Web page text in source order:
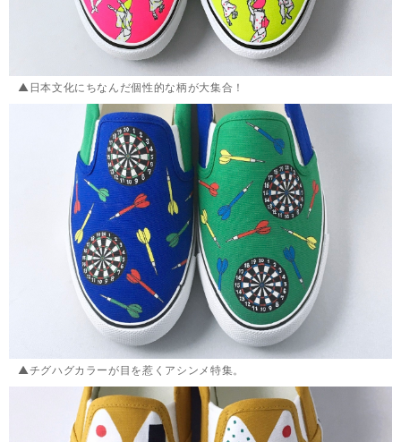
▲日本文化にちなんだ個性的な柄が大集合！
▲チグハグカラーが目を惹くアシンメ特集。